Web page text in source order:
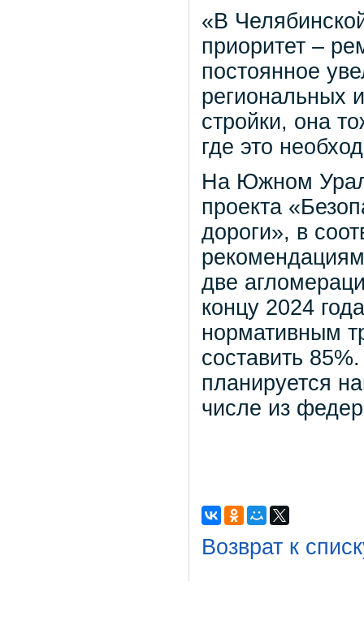
«В
приоритет –
постоянное
региональных
стройки, она
где это
На Южном
проекта
дороги», в
две
концу 2024
нормативным
составить
планируется
числе из
Возврат к